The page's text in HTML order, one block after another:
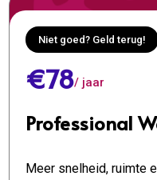
Niet goed? Geld terug!
€78/ jaar
Professional
Meer snelheid, ruimte